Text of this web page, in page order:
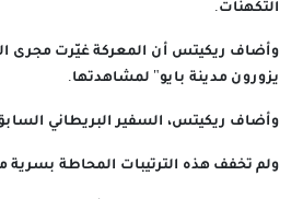
التكهنات.
وأضاف ريكيتس أن المعركة غيّرت مجرى
يزورون مدينة بايو" لمشاهدتها.
وأضاف ريكيتس، السفير البريطاني
ولم تخفف هذه الترتيبات المحاطة بسرية